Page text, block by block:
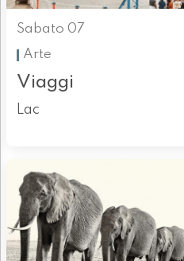
Sabato 07
Arte
Viaggi
Lac